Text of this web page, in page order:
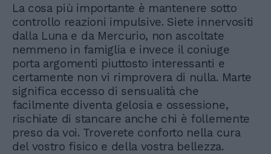
La cosa più importante è mantenere sotto
controllo reazioni impulsive. Siete innervositi
dalla Luna e da Mercurio, non ascoltate
nemmeno in famiglia e invece il coniuge
porta argomenti piuttosto interessanti e
certamente non vi rimprovera di nulla. Marte
significa eccesso di sensualità che
facilmente diventa gelosia e ossessione,
rischiate di stancare anche chi è follemente
preso da voi. Troverete conforto nella cura
del vostro fisico e della vostra bellezza.